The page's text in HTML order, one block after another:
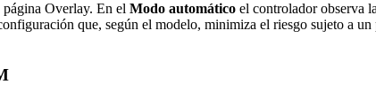
página Overlay. En el Modo automático el controlador observa
que, según el modelo, minimiza el riesgo sujeto a